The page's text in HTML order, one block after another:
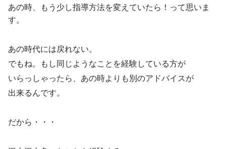
あの時、もう少し指導方法を変えていたら！って思いま
す。
あの時代には戻れない。
でもね。もし同じようなことを経験している方が
いらっしゃったら、あの時よりも別のアドバイスが
出来るんです。
だから・・・